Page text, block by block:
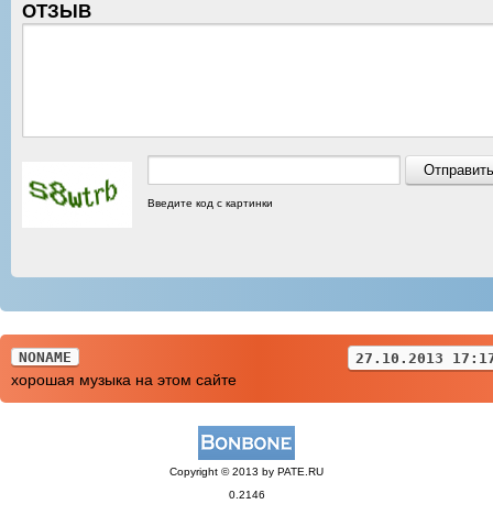
ОТЗЫВ
Введите код с картинки
NONAME 27.10.2013
хорошая музыка на этом сайте
Copyright © 2013 by PATE.RU
0.2146